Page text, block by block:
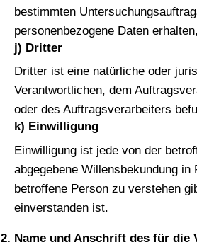
bestimmten
personenbezogene Daten
j) Dritter
Dritter ist eine natürliche oder
Verantwortlichen, dem
oder des Auftragsverarbeiters
k) Einwilligung
Einwilligung ist jede von der
abgegebene Willensbekundung
betroffene Person zu verstehen
einverstanden ist.
2. Name und Anschrift des für die